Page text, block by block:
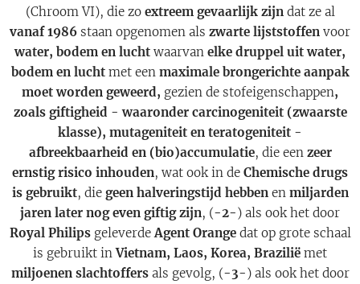
(Chroom VI), die zo extreem gevaarlijk zijndat ze al
vanaf 1986 staan opgenomen als zwarte lijststoffen voor
water, bodem en lucht waarvan elke druppel uit water,
bodem en luchtmet een maximale brongerichte aanpak
moet worden geweerd, gezien de stofeigenschappen,
zoals giftigheid - waaronder carcinogeniteit (zwaarste
klasse), mutageniteit en teratogeniteit -
afbreekbaarheid en (bio)accumulatie, die een zeer
ernstig risico inhouden, wat ook in de Chemische drugs
is gebruikt, die geen halveringstijd hebbenen miljarden
jaren later nog even giftig zijn, (-2-) als ook het door
Royal PhilipsgeleverdeAgent Orangedat op grote schaal
is gebruikt inVietnam, Laos, Korea, Brazilië met
miljoenen slachtoffersals gevolg, (-3-) als ook het door